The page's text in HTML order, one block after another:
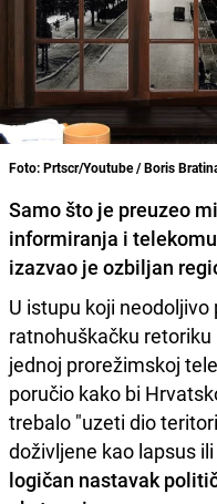
Foto: Prtscr/Youtube / Boris
Samo što je preuzeo
informiranja i
izazvao je ozbiljan
U istupu koji
ratnohuškačku
jednoj prorežimskoj
poručio kako bi
trebalo "uzeti dio
doživljene kao lapsus
logičan nastavak